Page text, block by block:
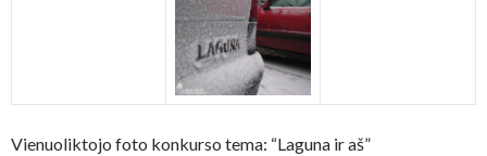
Vienuoliktojo foto konkurso tema: “Laguna ir aš”